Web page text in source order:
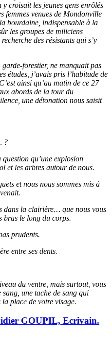
croisait les jeunes gens enrôlés
femmes venues de Mondonville
bourdaine, indispensable à la
les groupes de miliciens
des résistants qui s’y
forestier, ne manquait pas
études, j’avais pris l’habitude de
ainsi qu’au matin de ce 27
abords de la tour du
une détonation nous saisit
?
qu’une explosion
et les arbres autour de nous.
et nous nous sommes mis à
dans la clairière… que nous vous
bras le long du corps.
prudents.
entre ses dents.
du ventre, mais surtout, vous
sang, une tache de sang qui
place de votre visage.
GOUPIL, Ecrivain.